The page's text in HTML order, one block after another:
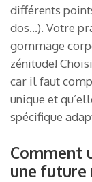
différents
dos…). Votre
gommage
zénitude!
car il faut
unique et
spécifique
Comment
une future